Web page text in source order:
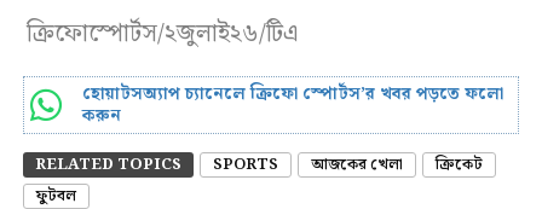
ক্রিফোস্পোর্টস/২জুলাই২৬/টিএ
হোয়াটসঅ্যাপ চ্যানেলে ক্রিফো স্পোর্টস’র খবর পড়তে ফলো
করুন
RELATED TOPICS SPORTS আজকের খেলা
ক্রিকেট
ফুটবল